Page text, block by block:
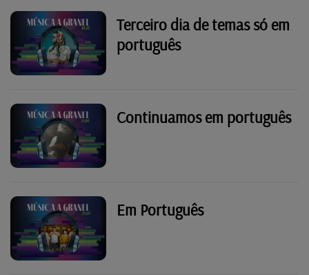
Terceiro dia de temas só em
português
Continuamos em português
Em Português